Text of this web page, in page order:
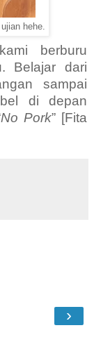
hehe.
berburu
Belajar dari
sampai
di depan
No Pork” [Fita
›